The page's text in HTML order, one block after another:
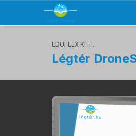
EDUFLEX KFT.
Légtér